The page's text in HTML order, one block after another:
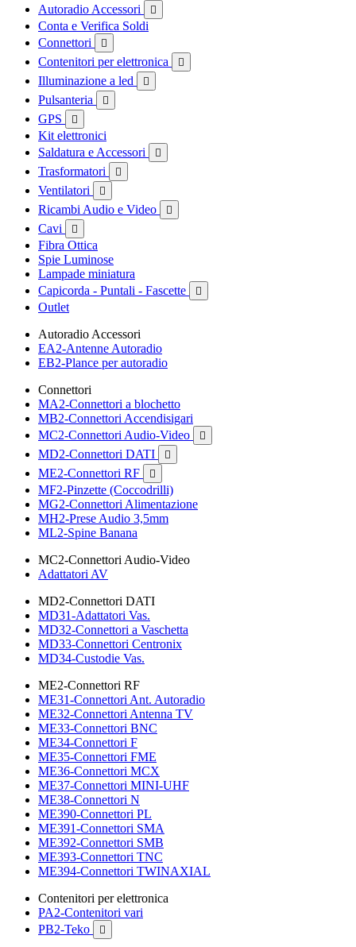
Autoradio Accessori

Conta e Verifica Soldi
Connettori

Contenitori per elettronica 
Illuminazione a led 
Pulsanteria 
GPS 
Kit elettronici
Saldatura e Accessori

Trasformatori 
Ventilatori 
Ricambi Audio e Video 
Cavi 
Fibra Ottica
Spie Luminose
Lampade miniatura
Capicorda - Puntali - Fascette

Outlet
Autoradio Accessori
EA2-Antenne Autoradio
EB2-Plance per autoradio
Connettori
MA2-Connettori a blochetto
MB2-Connettori Accendisigari
MC2-Connettori Audio-Video

MD2-Connettori DATI 
ME2-Connettori RF 
MF2-Pinzette (Coccodrilli)
MG2-Connettori Alimentazione
MH2-Prese Audio 3,5mm
ML2-Spine Banana
MC2-Connettori Audio-Video
Adattatori AV
MD2-Connettori DATI
MD31-Adattatori Vas.
MD32-Connettori a Vaschetta
MD33-Connettori Centronix
MD34-Custodie Vas.
ME2-Connettori RF
ME31-Connettori Ant. Autoradio
ME32-Connettori Antenna TV
ME33-Connettori BNC
ME34-Connettori F
ME35-Connettori FME
ME36-Connettori MCX
ME37-Connettori MINI-UHF
ME38-Connettori N
ME390-Connettori PL
ME391-Connettori SMA
ME392-Connettori SMB
ME393-Connettori TNC
ME394-Connettori TWINAXIAL
Contenitori per elettronica
PA2-Contenitori vari
PB2-Teko
